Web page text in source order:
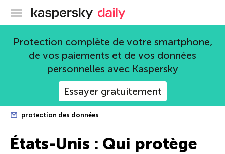
Blog officiel de Kaspersky
Protection complète de votre smartphone,
de vos paiements et de vos données
personnelles avec Kaspersky
Essayer gratuitement
protection des données
États-Unis : Qui protège